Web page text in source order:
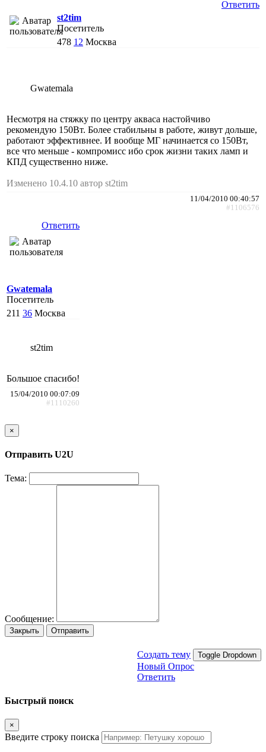
Ответить
st2tim
Посетитель
478 12 Москва
Gwatemala
Несмотря на стяжку по центру акваса настойчиво
рекомендую 150Вт. Более стабильны в работе, живут дольше,
работают эффективнее. И вообще МГ начинается со 150Вт,
все что меньше - компромисс ибо срок жизни таких ламп и
КПД существенно ниже.
Изменено 10.4.10 автор st2tim
11/04/2010 00:40:57
#1106576
Ответить
Gwatemala
Посетитель
211 36 Москва
st2tim
Большое спасибо!
15/04/2010 00:07:09
#1110260
×
Отправить U2U
Тема:
Сообщение:
Закрыть Отправить
Создать тему Toggle Dropdown
Новый Опрос
Ответить
Быстрый поиск
×
Введите строку поиска